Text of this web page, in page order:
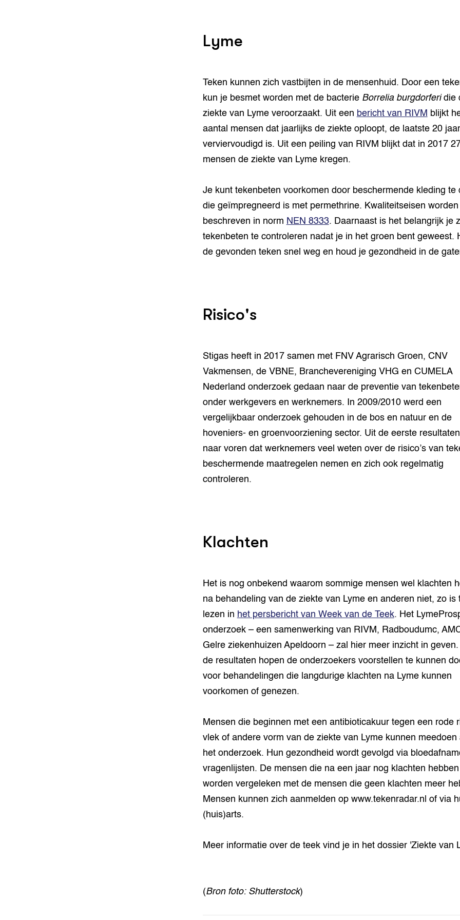
Lyme
Teken kunnen zich vastbijten in de mensenhuid. Door een
kun je besmet worden met de bacterie Borrelia burgdorferidie
ziekte van Lyme veroorzaakt. Uit een bericht van RIVM blijkt
aantal mensen dat jaarlijks de ziekte oploopt, de laatste 20 jaar
verviervoudigd is. Uit een peiling van RIVM blijkt dat in 2017
mensen de ziekte van Lyme kregen.
Je kunt tekenbeten voorkomen door beschermende kleding te
die geïmpregneerd is met permethrine. Kwaliteitseisen worden
beschreven in norm NEN 8333. Daarnaast is het belangrijk je
tekenbeten te controleren nadat je in het groen bent geweest.
de gevonden teken snel weg en houd je gezondheid in de
Risico's
Stigas heeft in 2017 samen met FNV Agrarisch Groen, CNV
Vakmensen, de VBNE, Branchevereniging VHG en CUMELA
Nederland onderzoek gedaan naar de preventie van
onder werkgevers en werknemers. In 2009/2010 werd een
vergelijkbaar onderzoek gehouden in de bos en natuur en de
hoveniers- en groenvoorziening sector. Uit de eerste
naar voren dat werknemers veel weten over de risico’s van
beschermende maatregelen nemen en zich ook regelmatig
controleren.
Klachten
Het is nog onbekend waarom sommige mensen wel klachten
na behandeling van de ziekte van Lyme en anderen niet, zo is
lezen in het persbericht van Week van de Teek. Het
onderzoek – een samenwerking van RIVM, Radboudumc,
Gelre ziekenhuizen Apeldoorn – zal hier meer inzicht in
de resultaten hopen de onderzoekers voorstellen te kunnen
voor behandelingen die langdurige klachten na Lyme kunnen
voorkomen of genezen.
Mensen die beginnen met een antibioticakuur tegen een rode
vlek of andere vorm van de ziekte van Lyme kunnen meedoen
het onderzoek. Hun gezondheid wordt gevolgd via
vragenlijsten. De mensen die na een jaar nog klachten hebben
worden vergeleken met de mensen die geen klachten meer
Mensen kunnen zich aanmelden op www.tekenradar.nl of via
(huis)arts.
Meer informatie over de teek vind je in het dossier 'Ziekte van
(Bron foto: Shutterstock)